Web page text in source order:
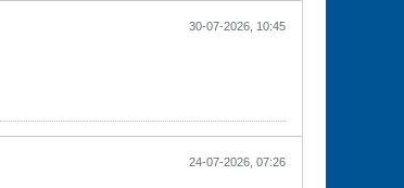
30-07-2026, 10:45
24-07-2026, 07:26